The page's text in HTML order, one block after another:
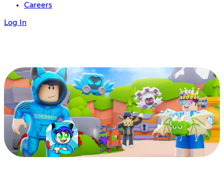
Careers
Log In